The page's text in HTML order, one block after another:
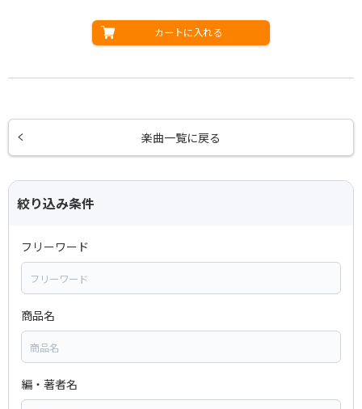
カートに入れる
楽曲一覧に戻る
絞り込み条件
フリーワード
商品名
編・著者名